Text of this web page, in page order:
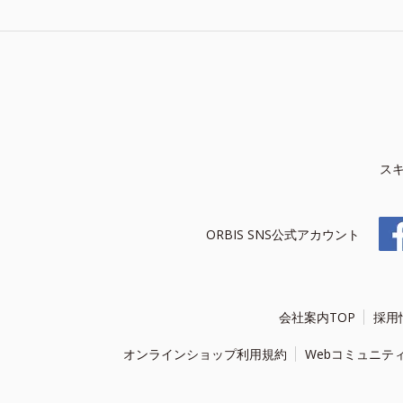
ス
ORBIS SNS公式アカウント
会社案内TOP 採用
オンラインショップ利用規約 Webコミュニテ